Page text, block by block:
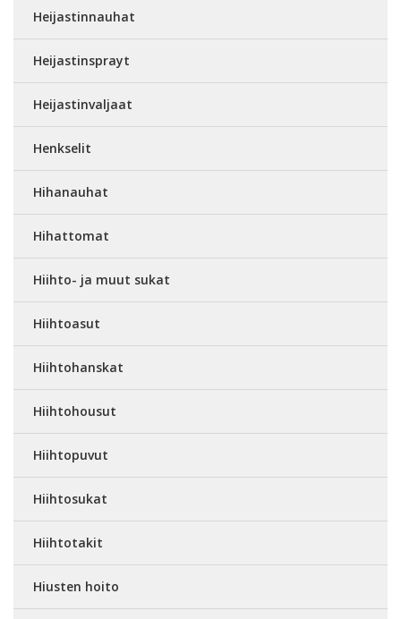
Heijastinnauhat
Heijastinsprayt
Heijastinvaljaat
Henkselit
Hihanauhat
Hihattomat
Hiihto- ja muut sukat
Hiihtoasut
Hiihtohanskat
Hiihtohousut
Hiihtopuvut
Hiihtosukat
Hiihtotakit
Hiusten hoito